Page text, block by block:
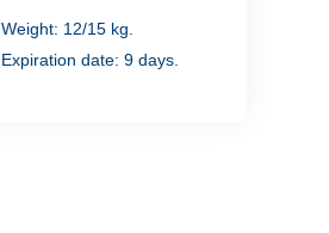
Weight: 12/15 kg.
Expiration date: 9 days.